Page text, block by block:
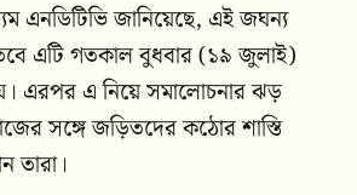
এনডিটিভি জানিয়েছে, এই জঘন্য
এটি গতকাল বুধবার (১৯ জুলাই)
এরপর এ নিয়ে সমালোচনার ঝড়
সঙ্গে জড়িতদের কঠোর শাস্তি
তারা।